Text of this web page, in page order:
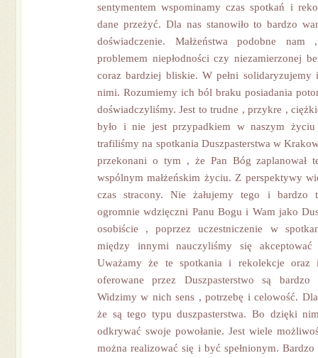
sentymentem wspominamy czas spotkań i
dane przeżyć. Dla nas stanowiło to bardzo
doświadczenie. Małżeństwa podobne
problemem niepłodności czy niezamierzonej
coraz bardziej bliskie. W pełni
nimi. Rozumiemy ich ból braku posiadania
doświadczyliśmy. Jest to trudne , przykre ,
było i nie jest przypadkiem w naszym
trafiliśmy na spotkania Duszpasterstwa w
przekonani o tym , że Pan Bóg zaplanował
wspólnym małżeńskim życiu. Z perspektywy
czas stracony. Nie żałujemy tego i bardzo
ogromnie wdzięczni Panu Bogu i Wam jako
osobiście , poprzez uczestniczenie w
między innymi nauczyliśmy się akceptować
Uważamy że te spotkania i rekolekcje oraz
oferowane przez Duszpasterstwo są
Widzimy w nich sens , potrzebę i celowość.
że są tego typu duszpasterstwa. Bo dzięki
odkrywać swoje powołanie. Jest wiele
można realizować się i być spełnionym. Bardzo